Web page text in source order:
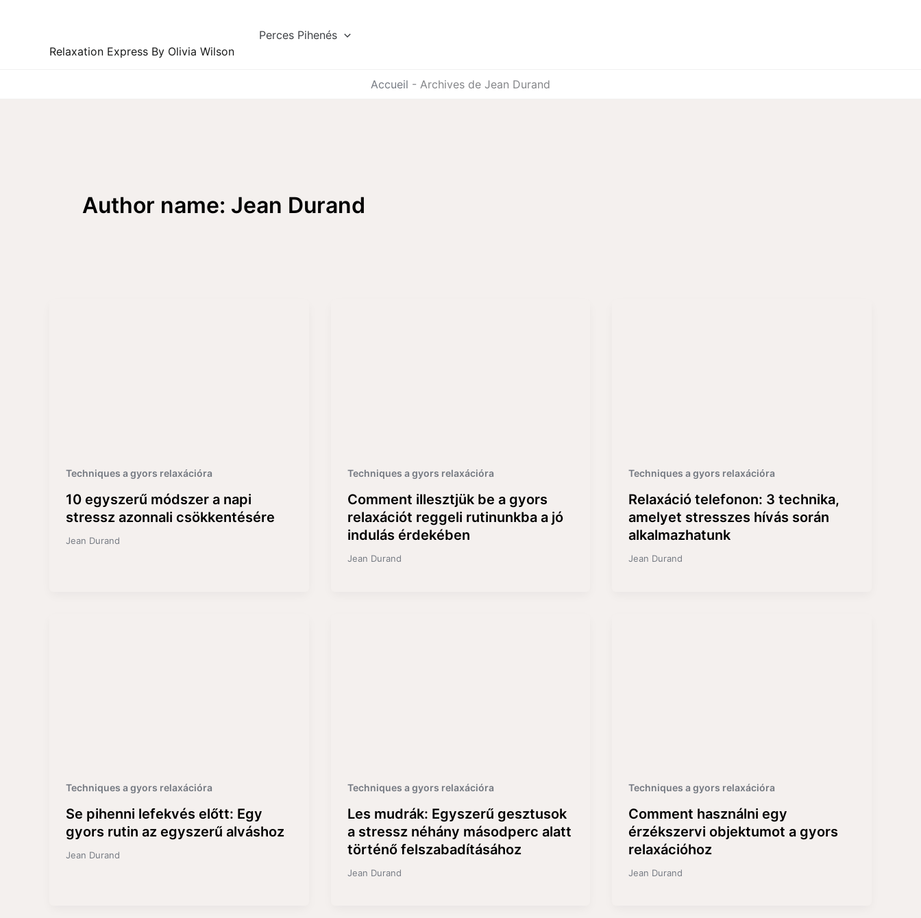
Relaxation Express By Olivia Wilson
Perces Pihenés
Accueil - Archives de Jean Durand
Author name: Jean Durand
Techniques a gyors relaxációra
10 egyszerű módszer a napi
stressz azonnali csökkentésére
Jean Durand
Techniques a gyors relaxációra
Comment illesztjük be a gyors
relaxációt reggeli rutinunkba a jó
indulás érdekében
Jean Durand
Techniques a gyors relaxációra
Relaxáció telefonon: 3 technika,
amelyet stresszes hívás során
alkalmazhatunk
Jean Durand
Techniques a gyors relaxációra
Se pihenni lefekvés előtt: Egy
gyors rutin az egyszerű alváshoz
Jean Durand
Techniques a gyors relaxációra
Les mudrák: Egyszerű gesztusok
a stressz néhány másodperc alatt
történő felszabadításához
Jean Durand
Techniques a gyors relaxációra
Comment használni egy
érzékszervi objektumot a gyors
relaxációhoz
Jean Durand